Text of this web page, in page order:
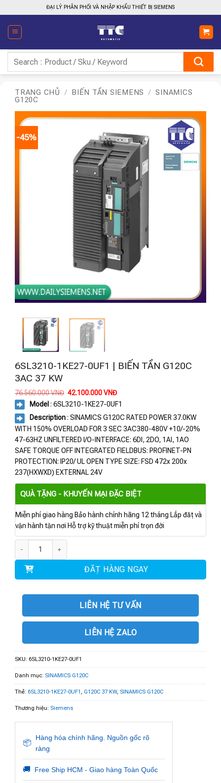
qua
nội
dung
ĐẠI LÝ PHÂN PHỐI VÀ NHẬP KHẨU THIẾT BỊ SIEMENS
kiếm:
TRANG CHỦ / BIẾN TẦN SIEMENS / SINAMICS
G120C
-45%
6SL3210-1KE27-0UF1 | BIẾN TẦN G120C
3AC 37 KW
76.560.000VNĐ Giá
là:
76.560.000 VNĐ.
42.100.000VNĐGiá
tại
là:
42.100.000 VNĐ.
Model : 6SL3210-1KE27-0UF1
Description: SINAMICS G120C RATED POWER 37.0KW
WITH 150% OVERLOAD FOR 3 SEC 3AC380-480V +10/-20%
47-63HZ UNFILTERED I/O-INTERFACE: 6DI, 2DO, 1AI, 1AO
SAFE TORQUE OFF INTEGRATED FIELDBUS: PROFINET-PN
PROTECTION: IP20/ UL OPEN TYPE SIZE: FSD 472x 200x
237(HXWXD) EXTERNAL 24V
QUÀ TẶNG - KHUYẾN MẠI ĐẶC BIỆT
Miễn phí giao hàng Bảo hành chính hãng 12 tháng Lắp đặt và
vận hành tận nơi Hỗ trợ kỹ thuật miễn phí trọn đời
ĐẶT HÀNG NGAY
LIÊN HỆ TƯ VẤN
LIÊN HỆ ZALO
SKU: 6SL3210-1KE27-0UF1
Danh mục: SINAMICS G120C
Thẻ: 6SL3210-1KE27-0UF1, G120C 37 KW, SINAMICS G120C
Thương hiệu: Siemens
📦
Hàng hóa chính hãng. Nguồn gốc rõ
ràng
🚚 Free Ship HCM - Giao hàng Toàn Quốc